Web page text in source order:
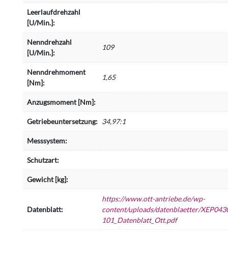
Leerlaufdrehzahl
[U/Min.]:
Nenndrehzahl
[U/Min.]:
109
Nenndrehmoment
[Nm]:
1,65
Anzugsmoment [Nm]:
Getriebeuntersetzung: 34,97:1
Messsystem:
Schutzart:
Gewicht [kg]:
Datenblatt:
https://www.ott-antriebe.de/wp-
content/uploads/datenblaetter/
101_Datenblatt_Ott.pdf